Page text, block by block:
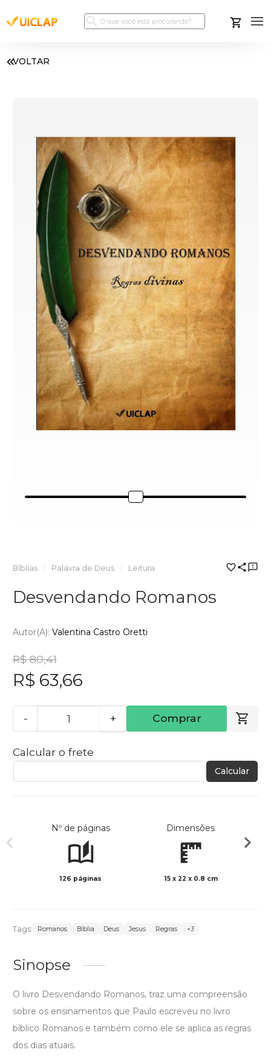
VOLTAR
Bíblias Palavra de Deus Leitura
Desvendando Romanos
Autor(a): Valentina Castro Oretti
R$ 80,41
R$ 63,66
- + Comprar
Calcular o frete
Calcular
Nº de páginas
126 páginas
Dimensões
15 x 22 x 0.8 cm
Tags: Romanos Bíblia Deus Jesus Regras +3
Sinopse
O livro Desvendando Romanos, traz uma compreensão
sobre os ensinamentos que Paulo escreveu no livro
bíblico Romanos e também como ele se aplica as regras
dos dias atuais.